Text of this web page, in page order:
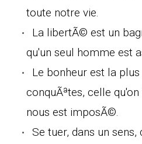
toute notre vie.
La libertÃ© est un
qu'un seul homme est
Le bonheur est la plus
conquÃªtes, celle
nous est imposÃ©.
Se tuer, dans un